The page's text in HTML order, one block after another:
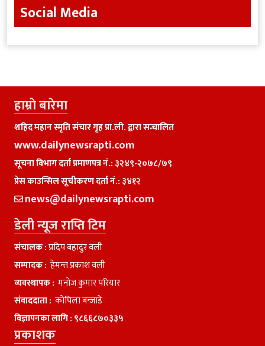
Social Media
हाम्राे बारेमा
शहिद महान स्मृति संचार गृह प्रा.ली. द्वारा सन्चालित
www.dailynewsrapti.com
सूचना विभाग दर्ता प्रमाणपत्र नं.: ३२४९-२०७८/७९
प्रेस काउन्सिल सूचीकरण दर्ता नं.: ३४१२
news@dailynewsrapti.com
डेली न्यूज राप्ति टिम
संचालक :प्रदिप बहादुर वली
सम्पादक : हेमन्त प्रकाश वली
व्यवस्थापक : मनाेज कुमार परियार
संवाददाता : काेपिला बन्जाडे
विज्ञापनका लागि : ९८६६८७०३३५
प्रकाशक